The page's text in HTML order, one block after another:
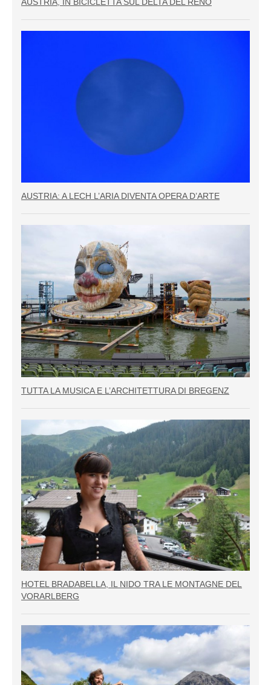
AUSTRIA: A LECH L’ARIA DIVENTA OPERA D’ARTE
TUTTA LA MUSICA E L’ARCHITETTURA DI BREGENZ
HOTEL BRADABELLA, IL NIDO TRA LE MONTAGNE DEL
VORARLBERG